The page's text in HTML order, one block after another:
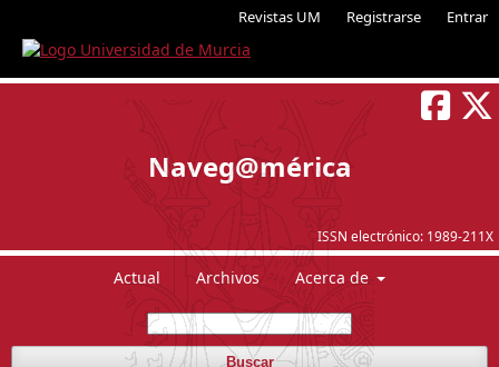
Revistas UM Registrarse Entrar
ISSN electrónico: 1989-211X
Naveg@mérica
Actual Archivos Acerca de
Buscar